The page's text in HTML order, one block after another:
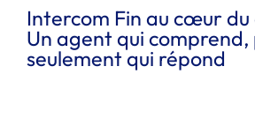
Intercom Fin au cœur du
Un agent qui comprend,
seulement qui répond